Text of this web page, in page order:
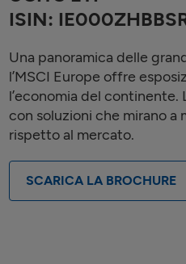
ISIN:
Una panoramica delle
l’MSCI Europe offre
l’economia del continente.
con soluzioni che mirano a
rispetto al mercato.
SCARICA LA BROCHURE